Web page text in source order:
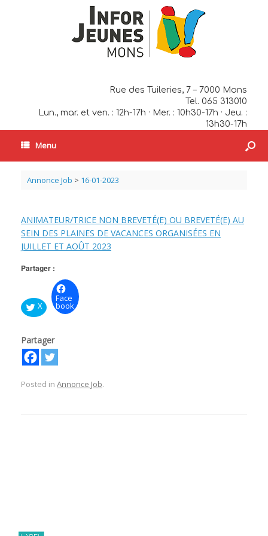
Rue des Tuileries, 7 – 7000 Mons
Tel. 065 313010
Lun., mar. et ven. : 12h-17h · Mer. : 10h30-17h · Jeu. :
13h30-17h
Menu
Annonce Job > 16-01-2023
ANIMATEUR/TRICE NON BREVETÉ(E) OU BREVETÉ(E) AU
SEIN DES PLAINES DE VACANCES ORGANISÉES EN
JUILLET ET AOÛT 2023
Partager :
X
Face
book
Partager
Posted in Annonce Job.